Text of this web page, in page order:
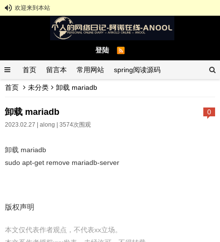
欢迎来到本站
登陆
首页 留言本 常用网站 spring阅读源码
spring示例demo GitHub中文排行榜
首页 未分类 卸载 mariadb
0
卸载 mariadb
2023.02.27 | along | 3574次围观
卸载 mariadb
sudo apt-get remove mariadb-server
版权声明
本文仅代表作者观点，不代表xx立场。